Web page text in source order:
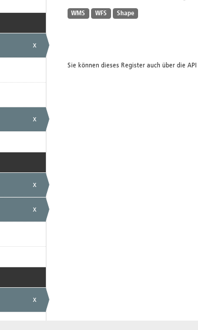
x
x
x
x
x
WMS WFS Shape
Sie können dieses Register auch über die API